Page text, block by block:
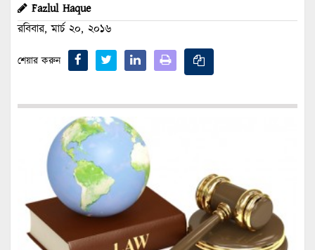
Fazlul Haque
রবিবার, মার্চ ২০, ২০১৬
শেয়ার করুন